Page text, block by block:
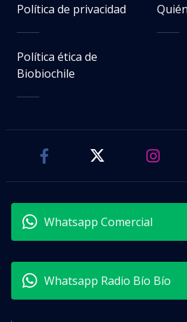
Política de privacidad
Política ética de
Biobiochile
Whatsapp Comercial
Whatsapp Radio Bío Bío